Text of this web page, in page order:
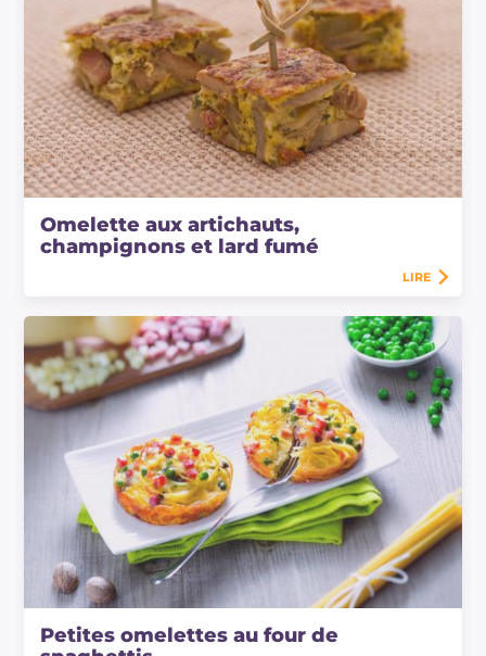
Omelette aux artichauts,
champignons et lard fumé
LIRE
Petites omelettes au four de